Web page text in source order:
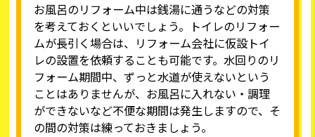
お風呂のリフォーム中は銭湯に通うなどの対策
を考えておくといいでしょう。トイレのリフォー
ムが長引く場合は、リフォーム会社に仮設トイ
レの設置を依頼することも可能です。水回りのリ
フォーム期間中、ずっと水道が使えないという
ことはありませんが、お風呂に入れない・調理
ができないなど不便な期間は発生しますので、そ
の間の対策は練っておきましょう。